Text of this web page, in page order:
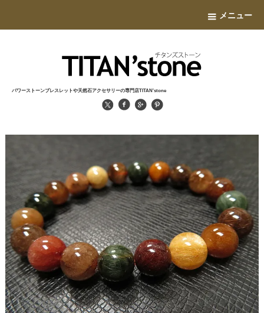
メニュー
パワーストーンブレスレットや天然石アクセサリーの専門店TITAN'stone